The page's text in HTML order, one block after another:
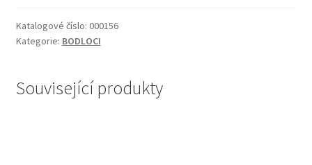
Katalogové číslo: 000156
Kategorie: BODLOCI
Související produkty